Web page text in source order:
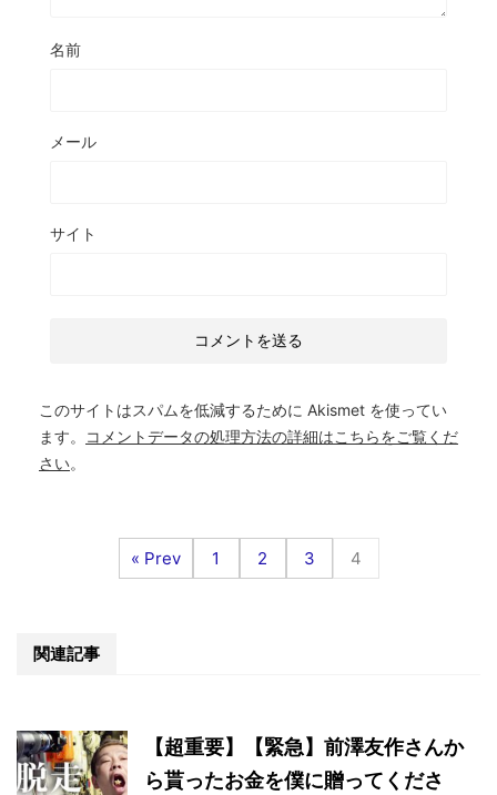
名前
メール
サイト
このサイトはスパムを低減するために Akismet を使ってい
ます。
コメントデータの処理方法の詳細はこちらをご覧くだ
さい。
« Prev 1 2 3 4
関連記事
【超重要】【緊急】前澤友作さんか
ら貰ったお金を僕に贈ってくださ